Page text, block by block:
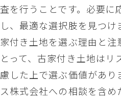
査を行うことです。必要に
し、最適な選択肢を見つ
家付き土地を選ぶ理由と
とって、古家付き土地はリ
慮した上で選ぶ価値があり
ス株式会社への相談を含